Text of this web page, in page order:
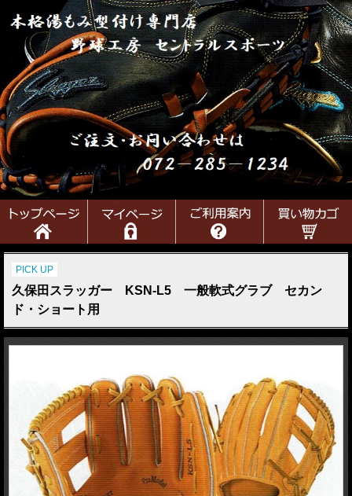
PICK UP
久保田スラッガー KSN-L5 一般軟式グラブ セカン
ド・ショート用